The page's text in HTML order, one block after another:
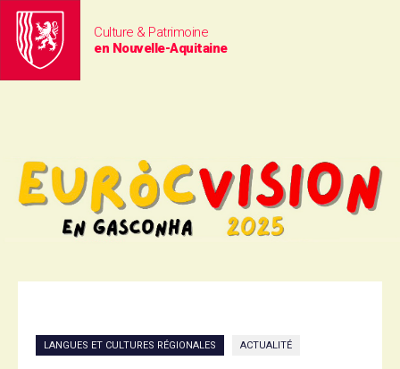
Culture & Patrimoine
en Nouvelle-Aquitaine
LANGUES ET CULTURES RÉGIONALES ACTUALITÉ